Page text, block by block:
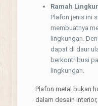
Ramah
Plafon jenis ini
membuatnya
lingkungan.
dapat di daur
berkontribusi
lingkungan.
Plafon metal bukan
dalam desain